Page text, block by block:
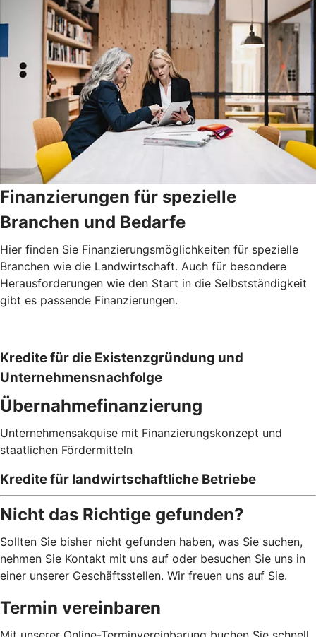
Finanzierungen für spezielle
Branchen und Bedarfe
Hier finden Sie Finanzierungsmöglichkeiten für spezielle
Branchen wie die Landwirtschaft. Auch für besondere
Herausforderungen wie den Start in die Selbstständigkeit
gibt es passende Finanzierungen.
Kredite für die Existenzgründung und
Unternehmensnachfolge
Übernahmefinanzierung
Unternehmensakquise mit Finanzierungskonzept und
staatlichen Fördermitteln
Kredite für landwirtschaftliche Betriebe
Nicht das Richtige gefunden?
Sollten Sie bisher nicht gefunden haben, was Sie suchen,
nehmen Sie Kontakt mit uns auf oder besuchen Sie uns in
einer unserer Geschäftsstellen. Wir freuen uns auf Sie.
Termin vereinbaren